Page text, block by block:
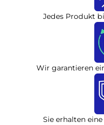
Jedes Produkt
Wir garantieren
Sie erhalten